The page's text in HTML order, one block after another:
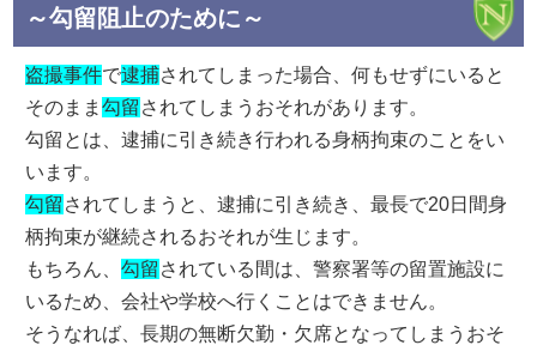
～勾留阻止のために～
盗撮事件で逮捕されてしまった場合、何もせずにいると
そのまま勾留 されてしまうおそれがあります。
勾留とは、逮捕に引き続き行われる身柄拘束のことをい
います。
勾留 されてしまうと、逮捕に引き続き、最長で20日間身
柄拘束が継続されるおそれが生じます。
もちろん、勾留 されている間は、警察署等の留置施設に
いるため、会社や学校へ行くことはできません。
そうなれば、長期の無断欠勤・欠席となってしまうおそ